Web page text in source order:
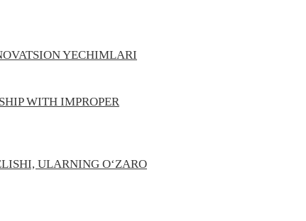
YECHIMLARI
WITH IMPROPER
ULARNING O‘ZARO